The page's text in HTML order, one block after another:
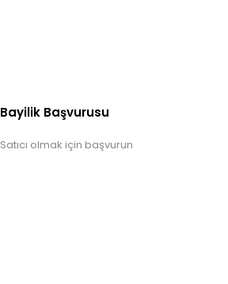
Bayilik Başvurusu
Satıcı olmak için başvurun